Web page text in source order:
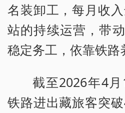
名装卸工，每月收
站的持续运营，带
稳定务工，依靠铁路
截至2026年4
铁路进出藏旅客突